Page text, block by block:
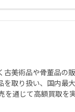
美術品や骨董品の
取り扱い、国内最
通じて高額買取を